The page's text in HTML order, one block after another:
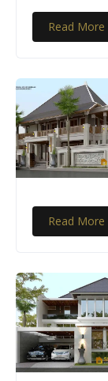
Read More
Read More